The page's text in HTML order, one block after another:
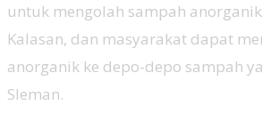
untuk mengolah sampah
Kalasan, dan masyarakat dapat
anorganik ke depo-depo sampah
Sleman.